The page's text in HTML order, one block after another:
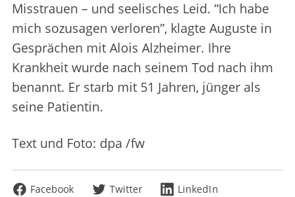
Misstrauen – und seelisches Leid. “Ich habe
mich sozusagen verloren”, klagte Auguste in
Gesprächen mit Alois Alzheimer. Ihre
Krankheit wurde nach seinem Tod nach ihm
benannt. Er starb mit 51 Jahren, jünger als
seine Patientin.
Text und Foto: dpa /fw
Facebook Twitter LinkedIn